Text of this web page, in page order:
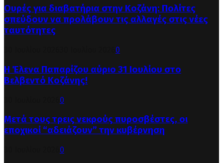
Ουρές για διαβατήρια στην Κοζάνη: Πολίτες
σπεύδουν να προλάβουν τις αλλαγές στις νέες
ταυτότητες
0
Η Έλενα Παπαρίζου αύριο 31 Ιουλίου στο
Βελβεντό Κοζάνης!
0
Μετά τους τρεις νεκρούς πυροσβέστες, οι
εποχικοί “αδειάζουν” την κυβέρνηση
0